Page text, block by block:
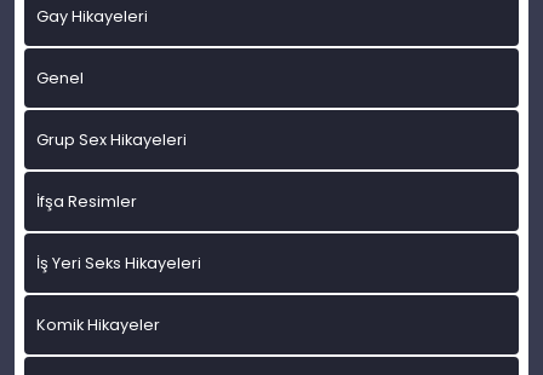
Gay Hikayeleri
Genel
Grup Sex Hikayeleri
İfşa Resimler
İş Yeri Seks Hikayeleri
Komik Hikayeler